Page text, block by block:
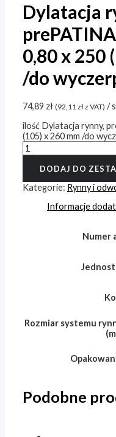
Dylatacja
0,80 x 250
/do
74,89 zł (92,11złz VAT) /
ilość Dylatacja rynny,
(105) x 260 mm /do
DODAJ DO
Kategorie: Rynny i
Informacje
Numer
Rozmiar systemu
Podobne